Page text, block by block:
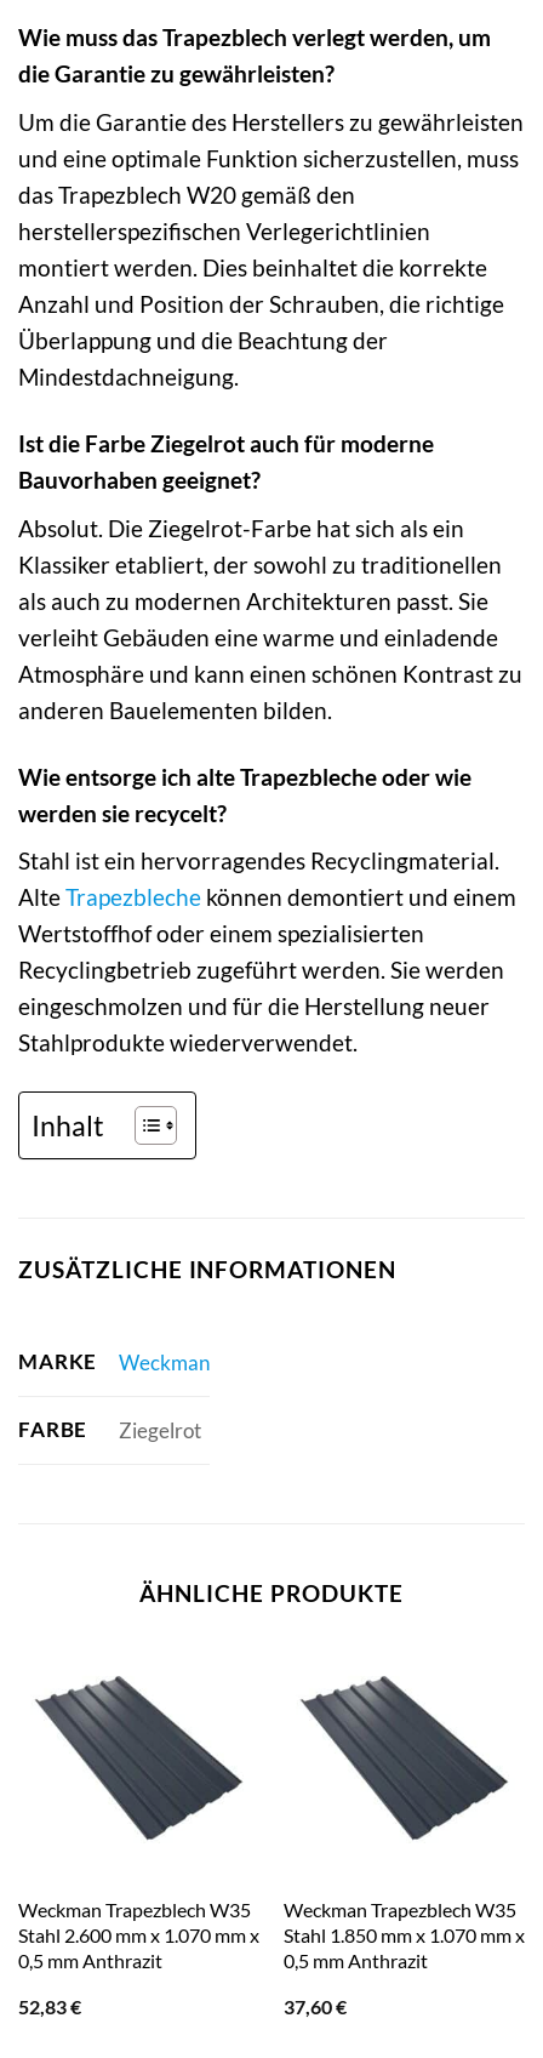
Wie muss das Trapezblech verlegt werden, um
die Garantie zu gewährleisten?
Um die Garantie des Herstellers zu gewährleisten
und eine optimale Funktion sicherzustellen, muss
das Trapezblech W20 gemäß den
herstellerspezifischen Verlegerichtlinien
montiert werden. Dies beinhaltet die korrekte
Anzahl und Position der Schrauben, die richtige
Überlappung und die Beachtung der
Mindestdachneigung.
Ist die Farbe Ziegelrot auch für moderne
Bauvorhaben geeignet?
Absolut. Die Ziegelrot-Farbe hat sich als ein
Klassiker etabliert, der sowohl zu traditionellen
als auch zu modernen Architekturen passt. Sie
verleiht Gebäuden eine warme und einladende
Atmosphäre und kann einen schönen Kontrast zu
anderen Bauelementen bilden.
Wie entsorge ich alte Trapezbleche oder wie
werden sie recycelt?
Stahl ist ein hervorragendes Recyclingmaterial.
AlteTrapezbleche können demontiert und einem
Wertstoffhof oder einem spezialisierten
Recyclingbetrieb zugeführt werden. Sie werden
eingeschmolzen und für die Herstellung neuer
Stahlprodukte wiederverwendet.
Inhalt
ZUSÄTZLICHE INFORMATIONEN
MARKE Weckman
FARBE Ziegelrot
ÄHNLICHE PRODUKTE
Weckman Trapezblech W35
Stahl 2.600 mm x 1.070 mm x
0,5 mm Anthrazit
52,83€
Weckman Trapezblech W35
Stahl 1.850 mm x 1.070 mm x
0,5 mm Anthrazit
37,60€